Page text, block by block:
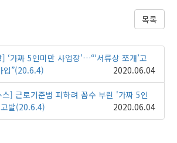
목록
‘가짜 5인미만 사업장’…“‘서류상 쪼개’고
입”(20.6.4)
2020.06.04
스] 근로기준법 피하려 꼼수 부린 '가짜 5인
발(20.6.4)
2020.06.04